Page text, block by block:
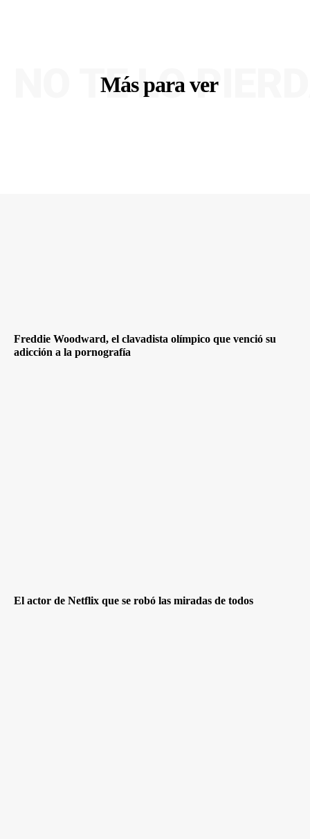
Más para ver
NO TE LO
Freddie Woodward, el clavadista olímpico que venció su
adicción a la pornografía
El actor de Netflix que se robó las miradas de todos